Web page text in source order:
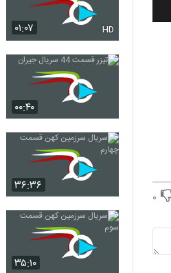
۰
۰۱:۰۷ HD
۰۰:۴۰
۳۶:۳۶
۳۵:۱۰